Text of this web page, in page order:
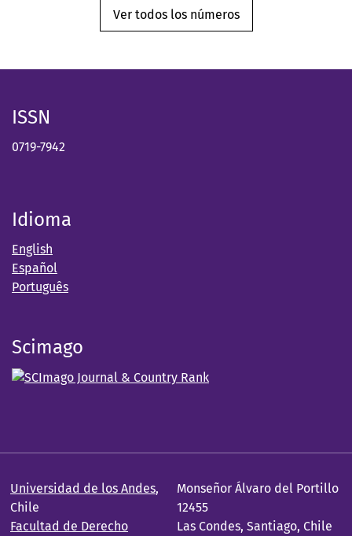
Ver todos los números
ISSN
0719-7942
Idioma
English
Español
Português
Scimago
Universidad de los Andes,
Chile
Facultad de Derecho
Monseñor Álvaro del Portillo
12455
Las Condes, Santiago, Chile